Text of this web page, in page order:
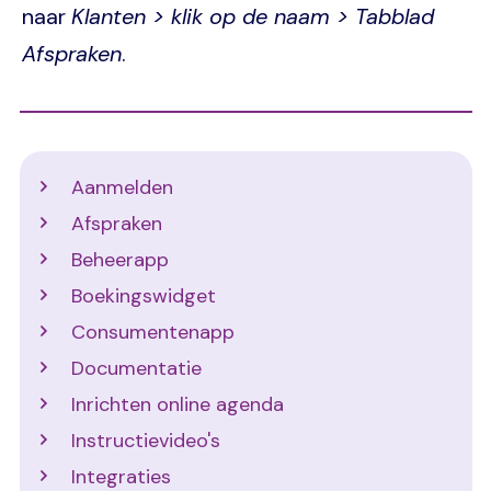
naarKlanten > klik op de naam > Tabblad
Afspraken.
Aanmelden
Afspraken
Beheerapp
Boekingswidget
Consumentenapp
Documentatie
Inrichten online agenda
Instructievideo's
Integraties